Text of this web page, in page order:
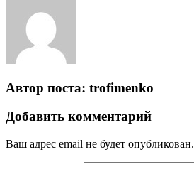
Автор поста: trofimenko
Добавить комментарий
Ваш адрес email не будет опубликован.